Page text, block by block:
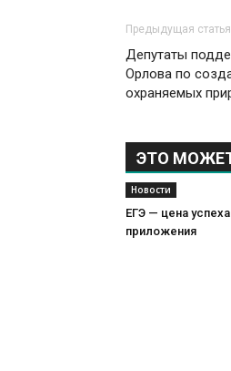
Предыдущая статья
Депутаты
Орлова по
охраняемых
ЭТО
Новости
ЕГЭ — цена
приложения